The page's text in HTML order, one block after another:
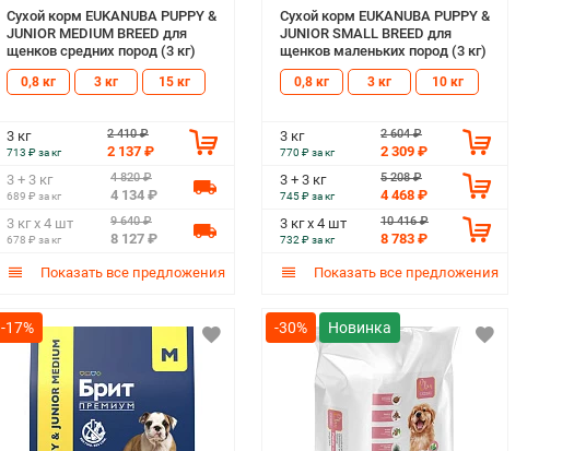
Сухой корм EUKANUBA PUPPY &
JUNIOR MEDIUM BREED для
щенков средних пород (3 кг)
0,8 кг 3 кг 15 кг
3 кг
713 ₽ за кг
2 410 ₽
2 137 ₽
3 + 3 кг
689 ₽ за кг
4 820 ₽
4 134 ₽
3 кг х 4 шт
678 ₽ за кг
9 640 ₽
8 127 ₽
Показать все предложения
Сухой корм EUKANUBA PUPPY &
JUNIOR SMALL BREED для
щенков маленьких пород (3 кг)
0,8 кг 3 кг 10 кг
3 кг
770 ₽ за кг
2 604 ₽
2 309 ₽
3 + 3 кг
745 ₽ за кг
5 208 ₽
4 468 ₽
3 кг х 4 шт
732 ₽ за кг
10 416 ₽
8 783 ₽
Показать все предложения
-17% -30%